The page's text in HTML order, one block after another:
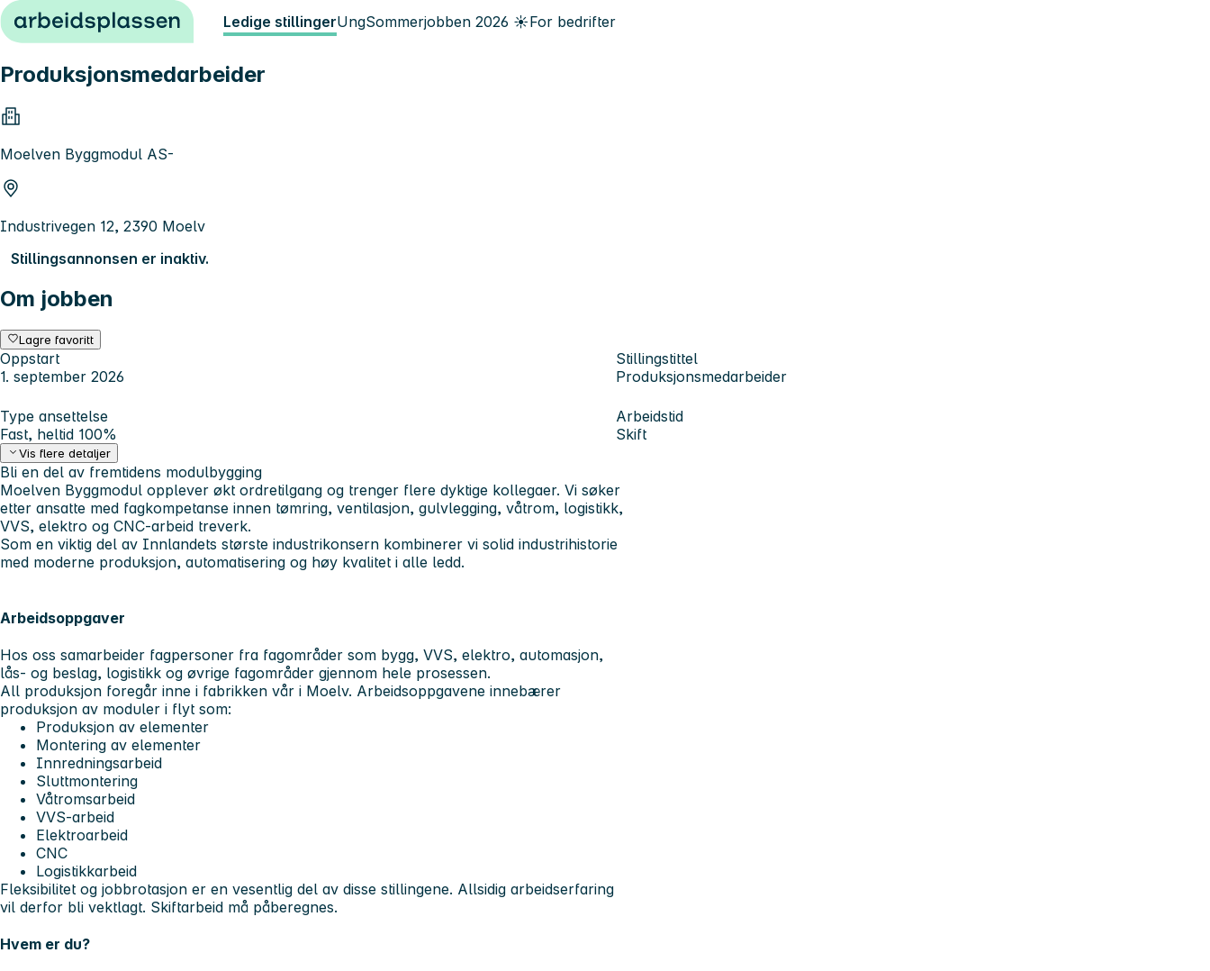
Hopp til innhold Ledige stillingerUngSommerjobben 2026 ☀️For bedrifter
Produksjonsmedarbeider
Moelven Byggmodul AS-
Industrivegen 12, 2390 Moelv
Stillingsannonsen er inaktiv.
Om jobben
Lagre favoritt
Oppstart
1. september 2026
Stillingstittel
Produksjonsmedarbeider
Type ansettelse
Fast, heltid 100%
Arbeidstid
Skift
Vis flere detaljer
Bli en del av fremtidens modulbygging
Moelven Byggmodul opplever økt ordretilgang og trenger flere dyktige kollegaer. Vi søker
etter ansatte med fagkompetanse innen tømring, ventilasjon, gulvlegging, våtrom, logistikk,
VVS, elektro og CNC-arbeid treverk.
Som en viktig del av Innlandets største industrikonsern kombinerer vi solid industrihistorie
med moderne produksjon, automatisering og høy kvalitet i alle ledd.
Arbeidsoppgaver
Hos oss samarbeider fagpersoner fra fagområder som bygg, VVS, elektro, automasjon,
lås- og beslag, logistikk og øvrige fagområder gjennom hele prosessen.
All produksjon foregår inne i fabrikken vår i Moelv. Arbeidsoppgavene innebærer
produksjon av moduler i flyt som:
Produksjon av elementer
Montering av elementer
Innredningsarbeid
Sluttmontering
Våtromsarbeid
VVS-arbeid
Elektroarbeid
CNC
Logistikkarbeid
Fleksibilitet og jobbrotasjon er en vesentlig del av disse stillingene. Allsidig arbeidserfaring
vil derfor bli vektlagt. Skiftarbeid må påberegnes.
Hvem er du?